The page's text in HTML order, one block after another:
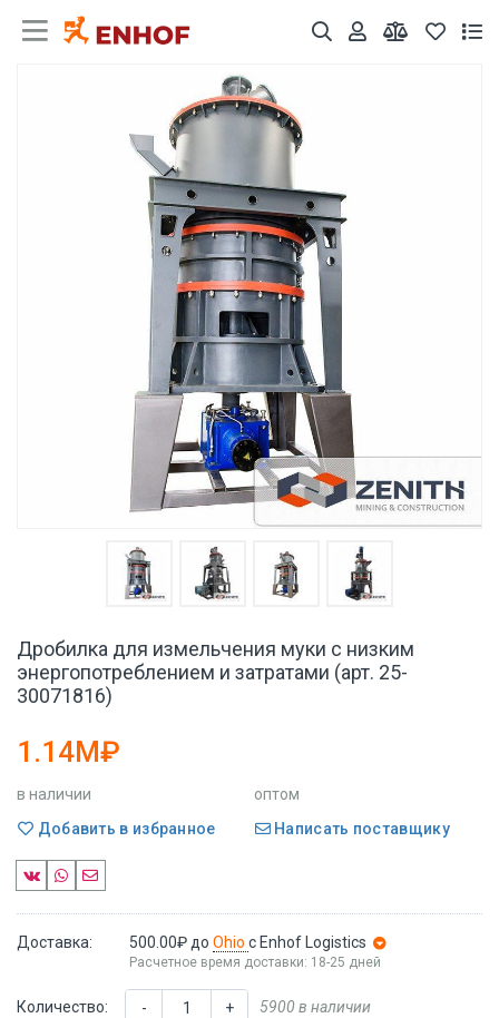
Дробилка для измельчения муки с низким
энергопотреблением и затратами (арт. 25-
30071816)
1.14M₽
в наличии
оптом
Добавить в избранное
Написать поставщику
Доставка: 500.00₽ до Ohio с Enhof Logistics
Расчетное время доставки: 18-25 дней
Количество: - + 5900 в наличии